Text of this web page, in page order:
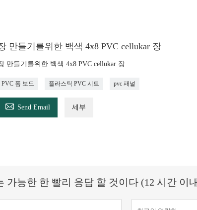
만들기를위한 백색 4x8 PVC cellukar 장
만들기를위한 백색 4x8 PVC cellukar 장
PVC 폼 보드 플라스틱 PVC 시트 pvc 패널
 Send Email 세부
가능한 한 빨리 응답 할 것이다 (12 시간 이